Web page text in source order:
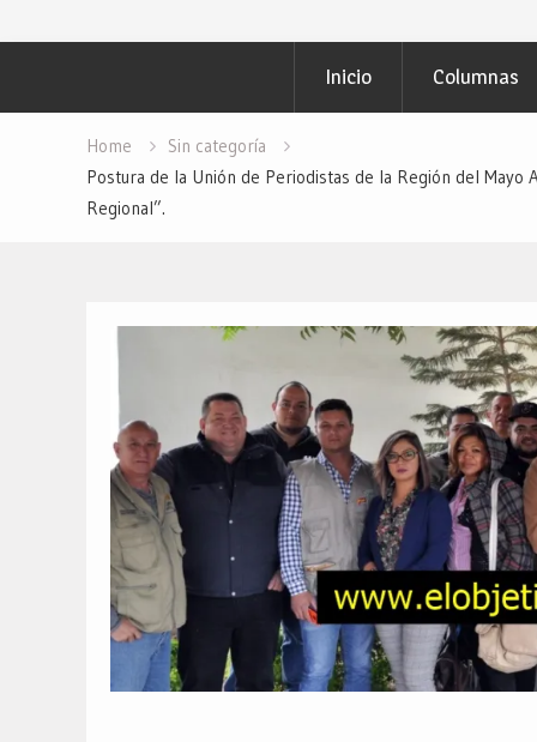
Inicio Columnas
Home
Sin categoría
Postura de la Unión de Periodistas de la Región del
Regional”.